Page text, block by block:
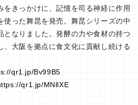
をきっかけに、記憶を司る神経に作用
使った舞昆を発売。舞昆シリーズの中
となりました。発酵の力や食材の持つ
、大阪を拠点に食文化に貢献し続ける
qr1.jp/Bv99B5
qr1.jp/MNllXE